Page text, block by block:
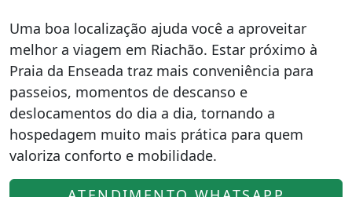
Uma boa localização ajuda você a aproveitar
melhor a viagem em Riachão. Estar próximo à
Praia da Enseada traz mais conveniência para
passeios, momentos de descanso e
deslocamentos do dia a dia, tornando a
hospedagem muito mais prática para quem
valoriza conforto e mobilidade.